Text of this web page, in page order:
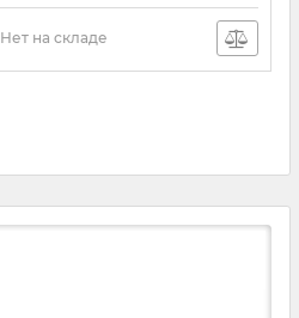
Нет на складе